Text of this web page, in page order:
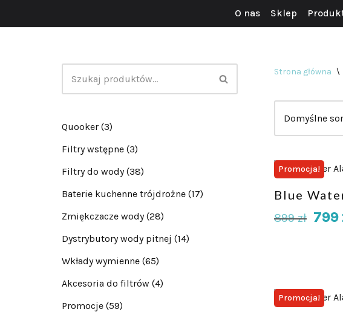
O nas Sklep
Quooker (3)
Filtry wstępne (3)
Filtry do wody (38)
Baterie kuchenne trójdrożne (17)
Zmiękczacze wody (28)
Dystrybutory wody pitnej (14)
Wkłady wymienne (65)
Akcesoria do filtrów (4)
Promocje (59)
Strona główna \
Promocja!
Blue
899zł 799
Promocja!